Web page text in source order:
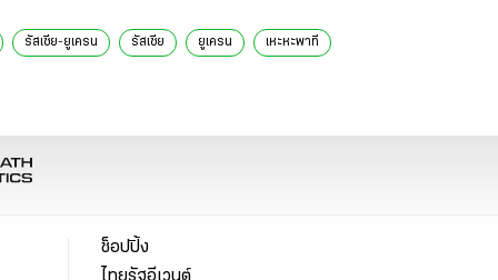
รัสเซีย-ยูเครน รัสเซีย ยูเครน เหะหะพาที
ช็อปปิ้ง
ไทยรัฐอีเวนต์